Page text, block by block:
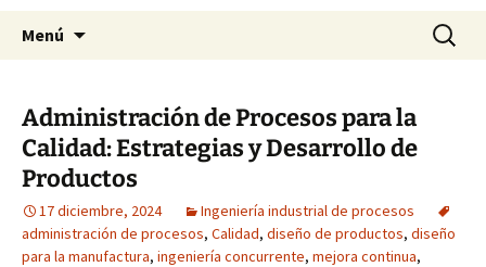
Menú Buscar:
Administración de Procesos para la
Calidad: Estrategias y Desarrollo de
Productos
17 diciembre, 2024
Ingeniería industrial de procesos
administración de procesos, Calidad, diseño de productos, diseño
para la manufactura, ingeniería concurrente, mejora continua,